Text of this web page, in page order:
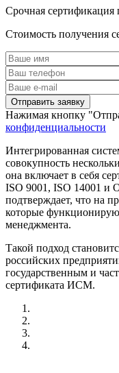
Срочная сертификация
Стоимость получения
Нажимая кнопку
конфиденциальности
Интегрированная
совокупность
она включает в себя
ISO 9001, ISO 14001 и
подтверждает, что на
которые
менеджмента.
Такой подход
российских
государственным и
сертификата ИСМ.